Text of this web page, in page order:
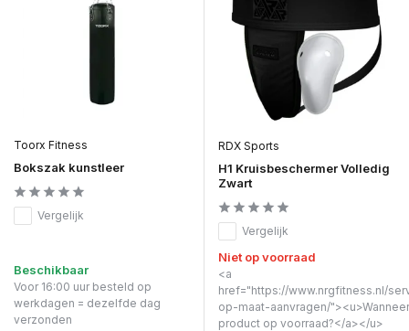
Toorx Fitness
Bokszak kunstleer
Vergelijk
Beschikbaar
Voor 16:00 uur besteld op
werkdagen = dezelfde dag
verzonden
RDX Sports
H1 Kruisbeschermer Volledig
Zwart
Vergelijk
Niet op voorraad
<a
href="https://www.nrgfitness.nl/
op-maat-aanvragen/
product op voorraad?</a></u>